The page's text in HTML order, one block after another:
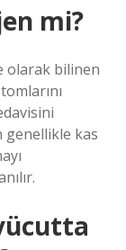
mi?
olarak bilinen
genellikle kas